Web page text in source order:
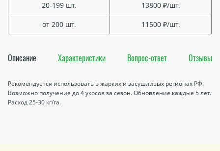
Описание Характеристики Вопрос-ответ Отзывы
Рекомендуется использовать в жарких и засушливых регионах РФ.
Возможно получение до 4 укосов за сезон. Обновление каждые 5 лет.
Расход 25-30 кг/га.
20-199 шт.
от 200 шт.
13800 ₽/шт.
11500 ₽/шт.